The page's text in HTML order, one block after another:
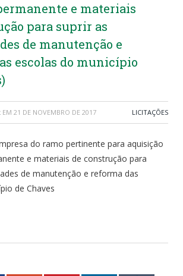
e materiais
para suprir as
de manutenção e
escolas do município
EM 21 DE NOVEMBRO DE 2017 LICITAÇÕES
do ramo pertinente para aquisição
e materiais de construção para
de manutenção e reforma das
de Chaves